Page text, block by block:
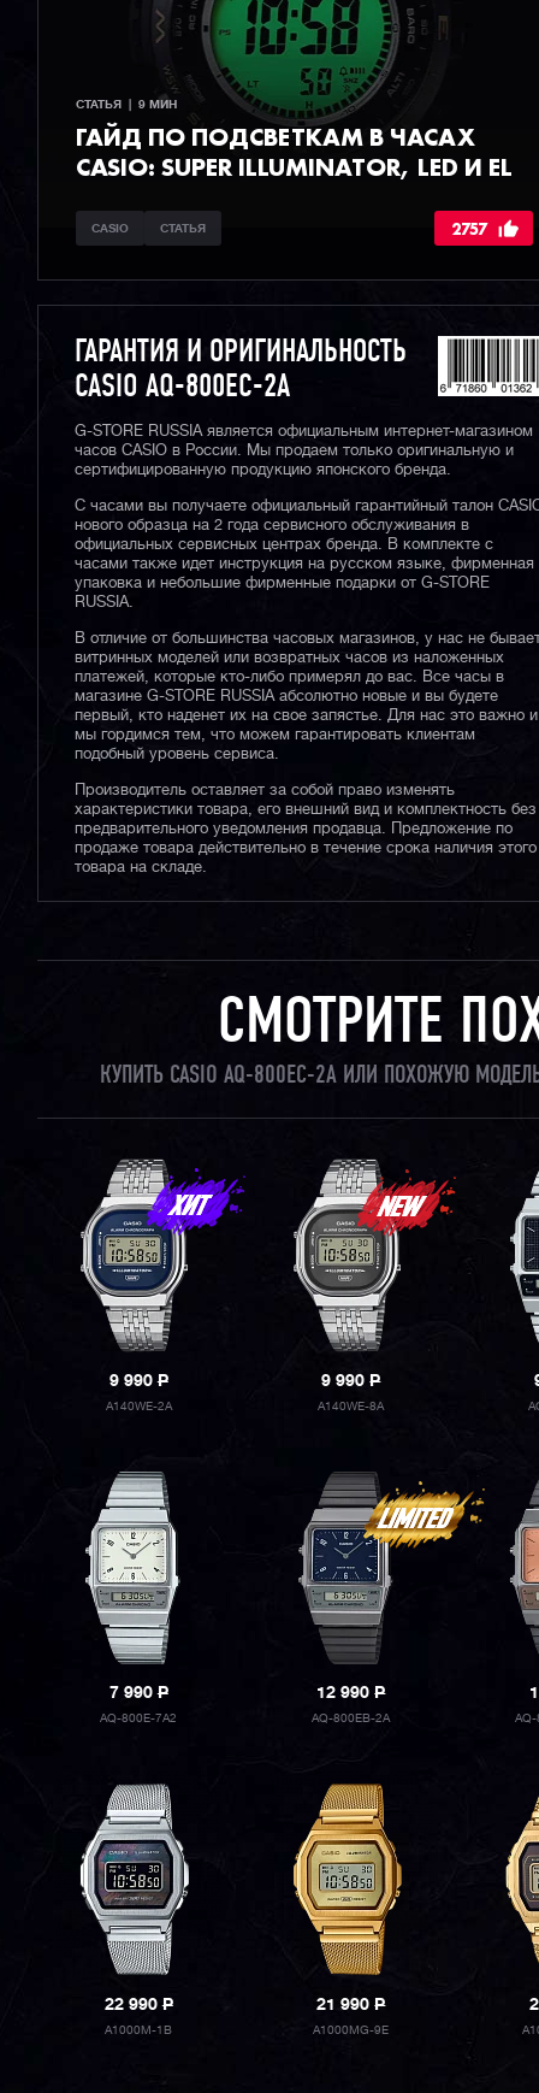
СТАТЬЯ  |  9 МИН
ГАЙД ПО ПОДСВЕТКАМ В ЧАСАХ
CASIO: SUPER ILLUMINATOR, LED И EL
CASIO СТАТЬЯ 2757
ГАРАНТИЯ И ОРИГИНАЛЬНОСТЬ
CASIO AQ-800EC-2A
G-STORE RUSSIA является официальным интернет-магазином
часов CASIO в России. Мы продаем только оригинальную и
сертифицированную продукцию японского бренда.
С часами вы получаете официальный гарантийный талон
нового образца на 2 года сервисного обслуживания в
официальных сервисных центрах бренда. В комплекте с
часами также идет инструкция на русском языке, фирменная
упаковка и небольшие фирменные подарки от G-STORE
RUSSIA.
В отличие от большинства часовых магазинов, у нас не
витринных моделей или возвратных часов из наложенных
платежей, которые кто-либо примерял до вас. Все часы в
магазине G-STORE RUSSIA абсолютно новые и вы будете
первый, кто наденет их на свое запястье. Для нас это важно и
мы гордимся тем, что можем гарантировать клиентам
подобный уровень сервиса.
Производитель оставляет за собой право изменять
характеристики товара, его внешний вид и комплектность без
предварительного уведомления продавца. Предложение по
продаже товара действительно в течение срока наличия этого
товара на складе.
СМОТРИТЕ
КУПИТЬ CASIO AQ-800EC-2A ИЛИ ПОХОЖУЮ
9 990P
A140WE-2A
9 990P
A140WE-8A
7 990P
AQ-800E-7A2
12 990P
AQ-800EB-2A AQ-
22 990P
A1000M-1B
21 990P
A1000MG-9E